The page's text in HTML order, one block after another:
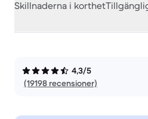
Skillnaderna i korthet
4,3/5
(19198 recensioner)